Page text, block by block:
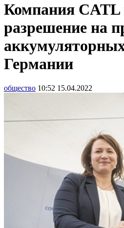
Компания CATL
разрешение на
Германии
общество 10:52 15.04.2022